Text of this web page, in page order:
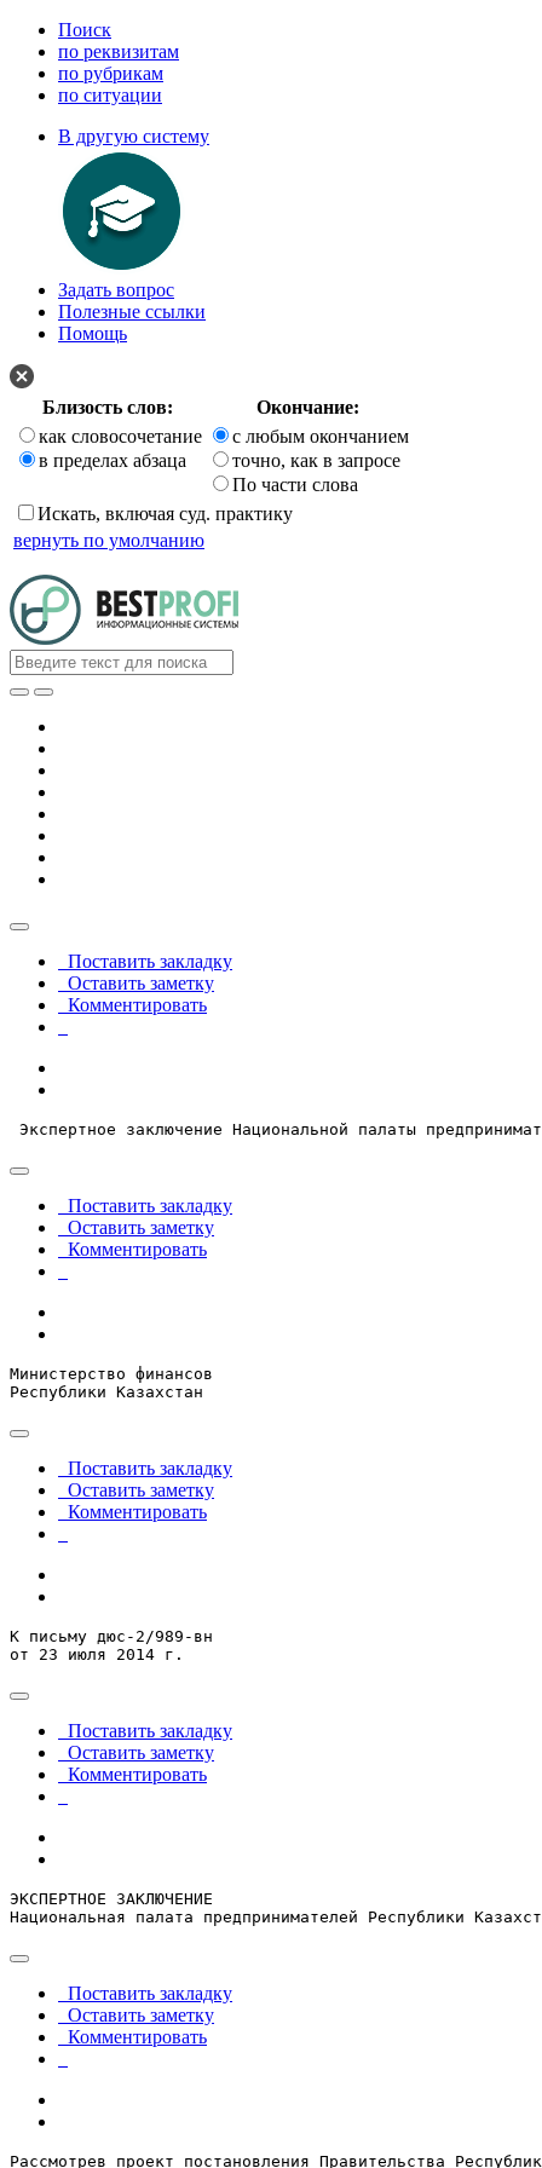
Поиск
по реквизитам
по рубрикам
по ситуации
В другую систему
Задать вопрос
Полезные ссылки
Помощь
Близость слов:
Окончание:
как словосочетание
в пределах абзаца
с любым окончанием
точно, как в запросе
По части слова
Искать, включая суд. практику
вернуть по умолчанию
Поставить закладку
Оставить заметку
Комментировать
Экспертное заключение Национальной палаты
Поставить закладку
Оставить заметку
Комментировать
Министерство финансов
Республики Казахстан
Поставить закладку
Оставить заметку
Комментировать
К письму дюс-2/989-вн
от 23 июля 2014 г.
Поставить закладку
Оставить заметку
Комментировать
ЭКСПЕРТНОЕ ЗАКЛЮЧЕНИЕ
Национальная палата предпринимателей Республики
Поставить закладку
Оставить заметку
Комментировать
Рассмотрев проект постановления Правительства